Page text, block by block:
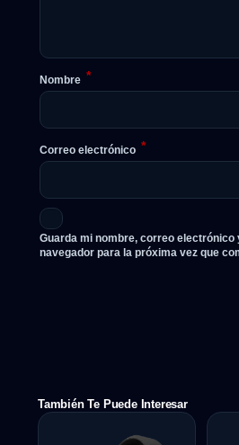
Nombre *
Correo electrónico *
Guarda mi nombre, correo electrónico
navegador para la próxima vez que
También Te Puede Interesar